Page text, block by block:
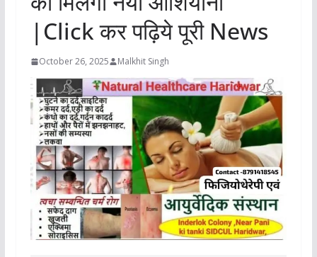
|Click कर पढ़िये पूरी News
October 26, 2025 Malkhit Singh